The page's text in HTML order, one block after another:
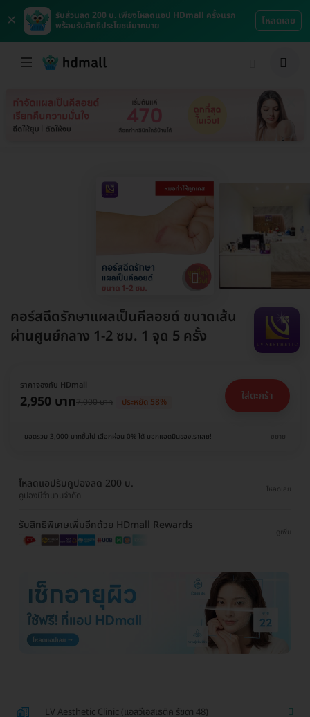
×
รับส่วนลด 200 บ. เพียงโหลดแอป HDmall ครั้งแรก
พร้อมรับสิทธิประโยชน์มากมาย
โหลดเลย
คอร์สฉีดรักษาแผลเป็นคีลอยด์ ขนาดเส้น
ผ่านศูนย์กลาง 1-2 ซม. 1 จุด 5 ครั้ง
ราคาจองกับ HDmall
2,950 บาท7,000 บาท ประหยัด 58% ใส่ตะกร้า
ยอดรวม 3,000 บาทขึ้นไป เลือกผ่อน 0% ได้ บอกแอดมินของเราเลย! ขยาย
โหลดแอปรับคูปองลด 200 บ.
คูปองมีจำนวนจำกัด
โหลดเลย
รับสิทธิพิเศษเพิ่มอีกด้วย HDmall Rewards
ดูเพิ่ม
LV Aesthetic Clinic (แอลวีเอสเธติค รัชดา 48)